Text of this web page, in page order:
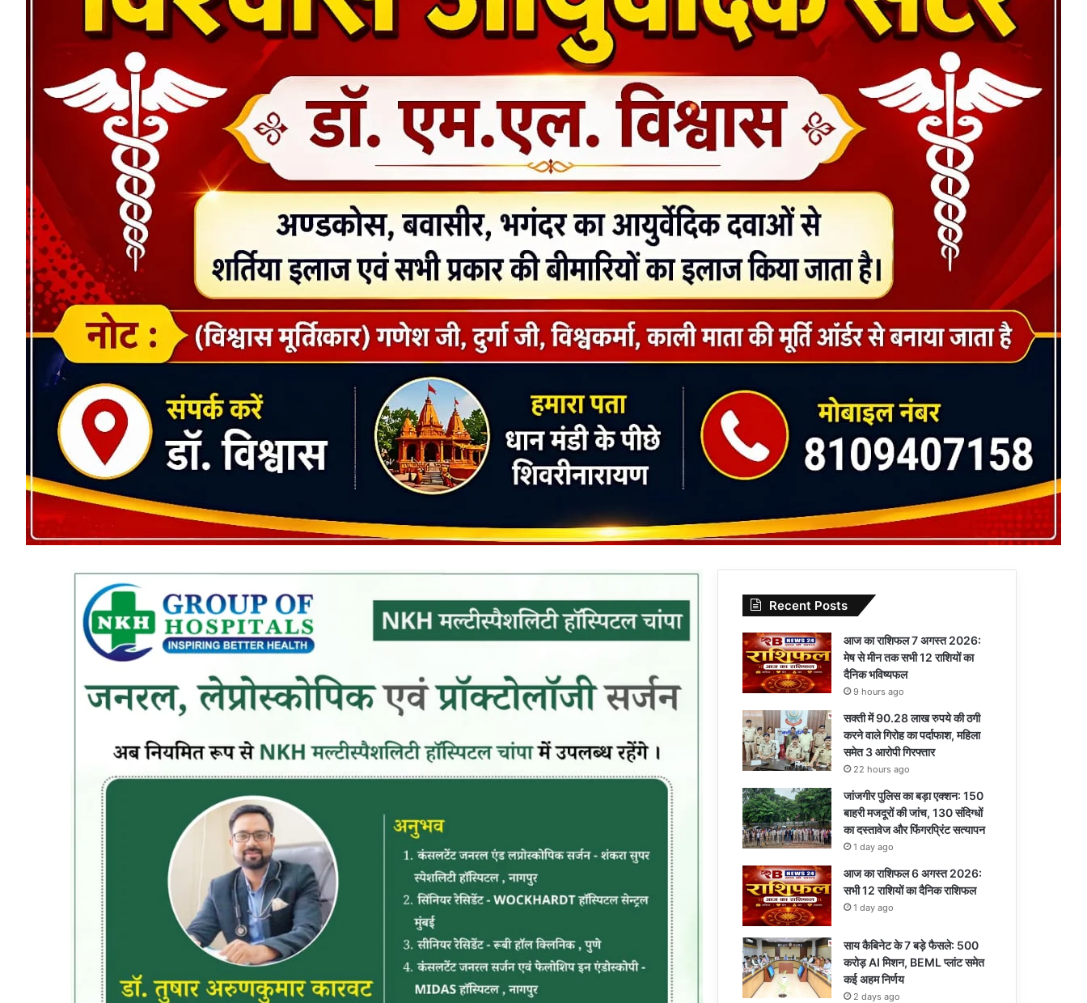
Recent Posts
आज का राशिफल 7 अगस्त 2026:
मेष से मीन तक सभी 12 राशियों का
दैनिक भविष्यफल
9 hours ago
सक्ती में 90.28 लाख रुपये की ठगी
करने वाले गिरोह का पर्दाफाश, महिला
समेत 3 आरोपी गिरफ्तार
22 hours ago
जांजगीर पुलिस का बड़ा एक्शन: 150
बाहरी मजदूरों की जांच, 130 संदिग्धों
का दस्तावेज और फिंगरप्रिंट सत्यापन
1 day ago
आज का राशिफल 6 अगस्त 2026:
सभी 12 राशियों का दैनिक राशिफल
1 day ago
साय कैबिनेट के 7 बड़े फैसले: 500
करोड़ AI मिशन, BEML प्लांट समेत
कई अहम निर्णय
2 days ago